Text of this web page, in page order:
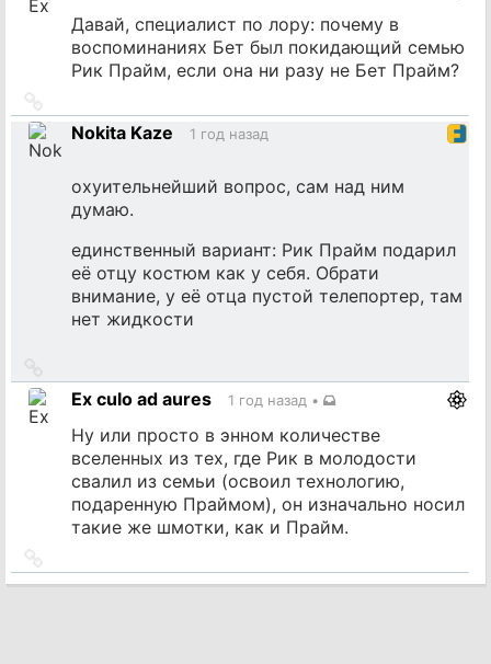
Давай, специалист по лору: почему в
воспоминаниях Бет был покидающий семью
Рик Прайм, если она ни разу не Бет Прайм?
на
источник
Nokita Kaze 1 год назад
охуительнейший вопрос, сам над ним
думаю.
единственный вариант: Рик Прайм подарил
её отцу костюм как у себя. Обрати
внимание, у её отца пустой телепортер, там
нет жидкости
на
источник
Ex culo ad aures 1 год назад •
Ну или просто в энном количестве
вселенных из тех, где Рик в молодости
свалил из семьи (освоил технологию,
подаренную Праймом), он изначально носил
такие же шмотки, как и Прайм.
на